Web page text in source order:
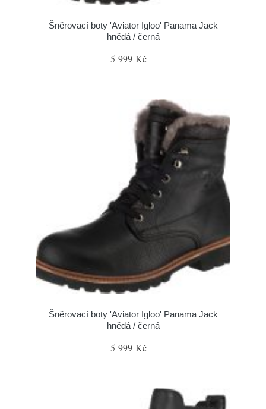
Šněrovací boty 'Aviator Igloo' Panama Jack
hnědá / černá
5 999 Kč
Šněrovací boty 'Aviator Igloo' Panama Jack
hnědá / černá
5 999 Kč